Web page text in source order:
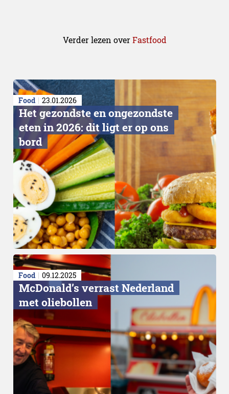
Verder lezen overFastfood
Food 23.01.2026
Het gezondste en ongezondste
eten in 2026: dit ligt er op ons
bord
Food 09.12.2025
McDonald’s verrast Nederland
met oliebollen